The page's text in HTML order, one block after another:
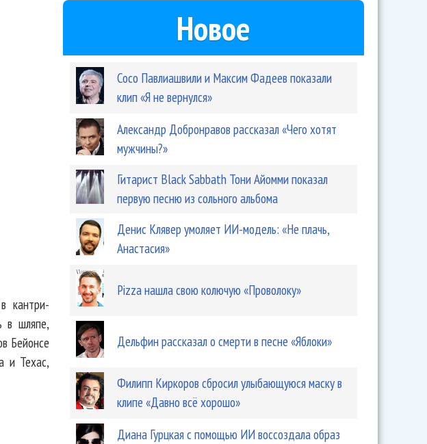
кантри-
в шляпе,
Бейонсе
и Техас,
Новое
Сосо Павлиашвили и Максим Фадеев показали
клип «Я не вернулся»
Александр Добронравов рассказал «Чего хотят
мужчины?»
Гитарист Black Sabbath Тони Айомми показал
первую песню из сольного альбома
Денис Клявер умоляет ИИ-модель: «Не плачь,
Анастасия»
Pizza нашла свою колючую «Проволоку»
Дельфин рассказал о смерти в песне «Яблоки»
Филипп Киркоров сбросил улыбающуюся маску в
клипе «Давно всё хорошо»
Диана Гурцкая с помощью ИИ воссоздала образ